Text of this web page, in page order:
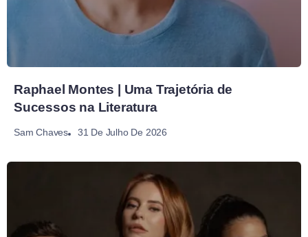
Raphael Montes | Uma Trajetória de
Sucessos na Literatura
Sam Chaves 31 De Julho De 2026